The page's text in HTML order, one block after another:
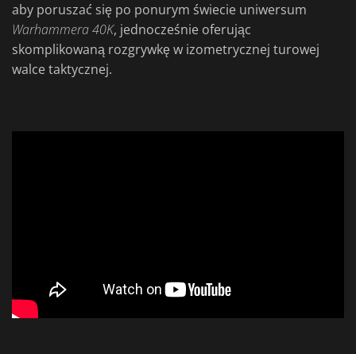
aby poruszać się po ponurym świecie uniwersum
Warhammera40K, jednocześnie oferując
skomplikowaną rozgrywkę w izometrycznej turowej
walce taktycznej.